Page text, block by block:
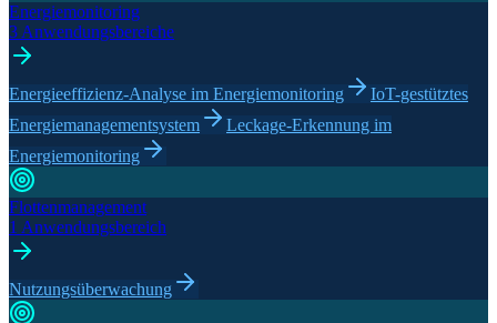
Energiemonitoring
3 Anwendungsbereiche
Energieeffizienz-Analyse im Energiemonitoring
IoT-gestütztes
Energiemanagementsystem
Leckage-Erkennung im
Energiemonitoring
Flottenmanagement
1 Anwendungsbereich
Nutzungsüberwachung